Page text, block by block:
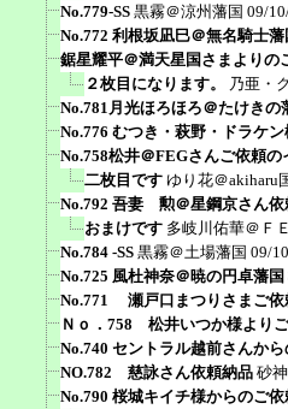
No.779-SS 黒霧＠涼州藩国 09/
No.772 利根坂凪巳＠無名騎士
鋸星耀平＠満天星国さまよりの
２枚目になります。
乃亜・
No.781月光ほろほろ＠たけきの
No.776 むつき・萩野・ドラケ
No.758松井＠FEGさんご依頼の
二枚目です ゆり花＠akiharu
No.792 吾妻 勲＠星鋼京さん依
おまけです 多岐川佑華＠Ｆ
No.784 -SS 黒霧＠土場藩国 09/
No.725 風杜神奈＠暁の円卓藩
No.771 瀬戸口まつりさまご依
Ｎｏ．758 松井いつか様より
No.740 セントラル越前さんか
NO.782 慈詠さん依頼納品 砂
No.790 桜城キイチ様からのご依